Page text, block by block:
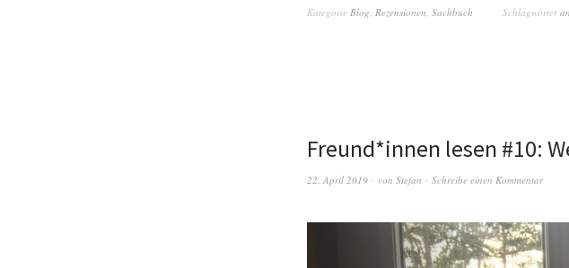
Kategorie Blog Rezensionen Sachbuch Schlagwörter
Freund*innen lesen #10:
22. April 2019 von Stefan Schreibe einen Kommentar